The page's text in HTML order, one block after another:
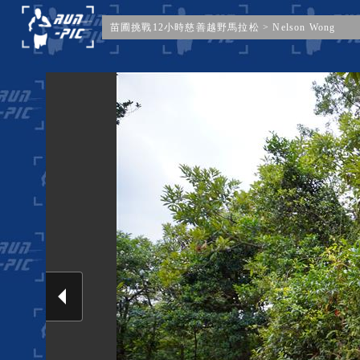
苗圃挑戰12小時慈善越野馬拉松 >Nelson Wong